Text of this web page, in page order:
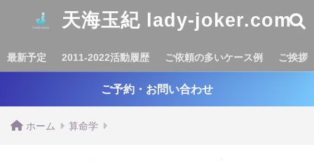
天海玉紀 lady-joker.com
最新予定 2011-2022活動履歴 ご依頼の多いケース例 ご挨拶
ご予約・お問い合わせ
ホーム 算命学